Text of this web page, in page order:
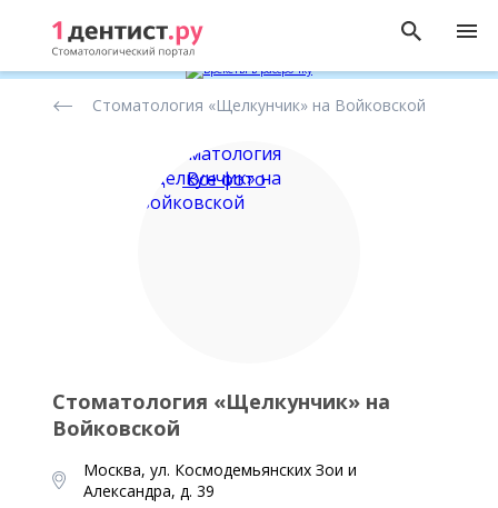
стоматологических
Стоматология «Щелкунчик» на Войковской
Все фото
Стоматология «Щелкунчик» на
Войковской
Москва, ул. Космодемьянских Зои и
Александра, д. 39